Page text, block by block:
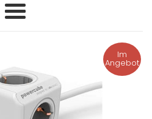
Menü
Im
Angebot